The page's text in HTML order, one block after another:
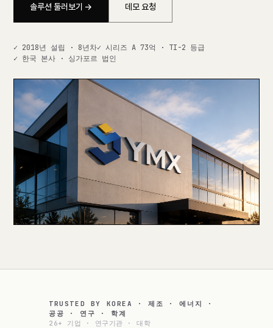
솔루션 둘러보기 → 데모 요청
✓ 2018년 설립 · 8년차✓ 시리즈 A 73억 · TI-2 등급
✓ 한국 본사 · 싱가포르 법인
TRUSTED BY KOREA · 제조 · 에너지 ·
공공 · 연구 · 학계
26+ 기업 · 연구기관 · 대학